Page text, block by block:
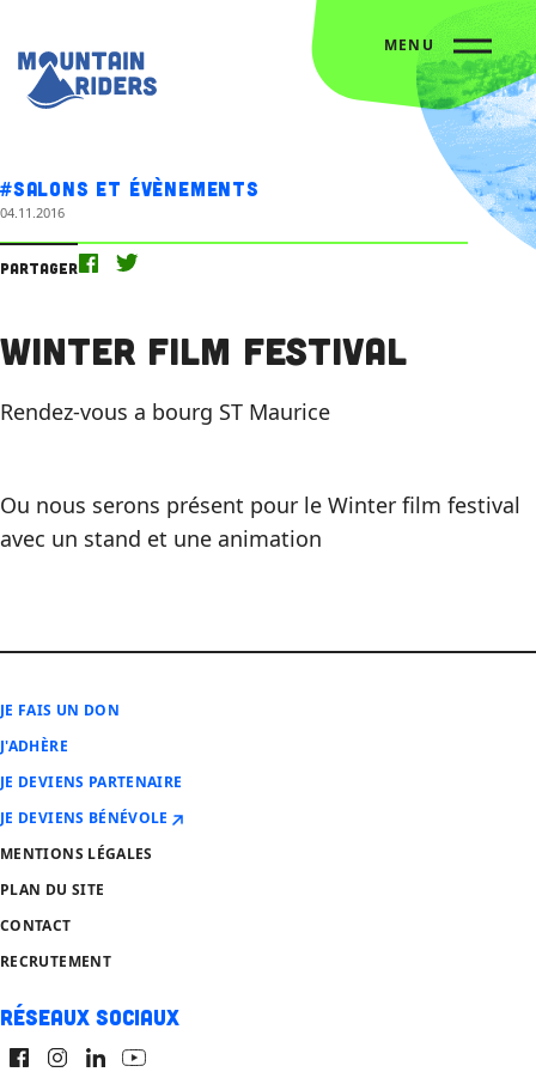
MENU
#Salons et évènements
04.11.2016
Partager
Winter Film Festival
Rendez-vous a bourg ST Maurice
Ou nous serons présent pour le Winter film festival
avec un stand et une animation
JE FAIS UN DON
J'ADHÈRE
JE DEVIENS PARTENAIRE
JE DEVIENS BÉNÉVOLE
MENTIONS LÉGALES
PLAN DU SITE
CONTACT
RECRUTEMENT
Réseaux sociaux